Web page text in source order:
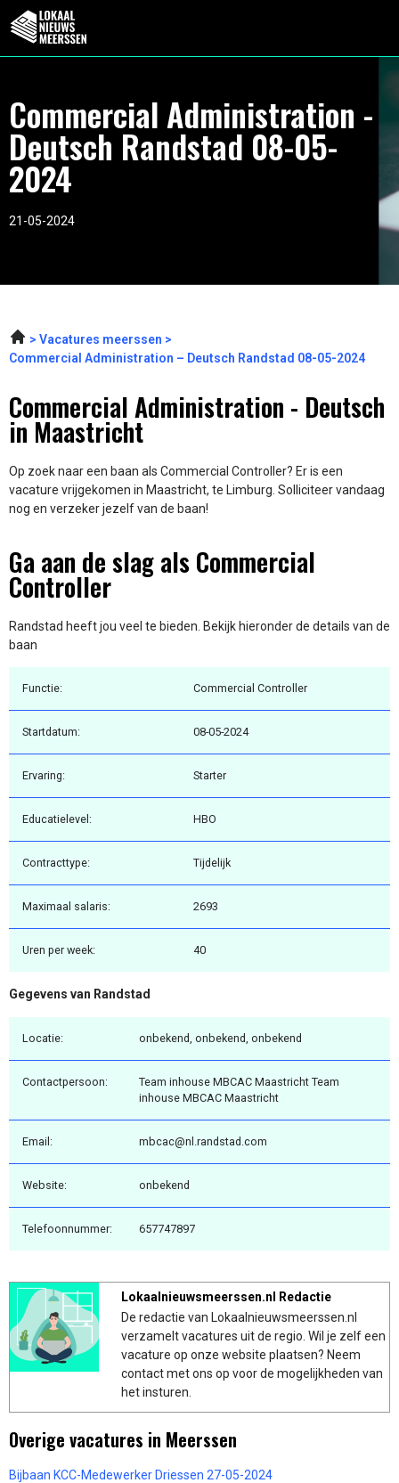
Commercial Administration -
Deutsch Randstad 08-05-
2024
21-05-2024
Vacatures meerssen
Commercial Administration – Deutsch Randstad 08-05-2024
Commercial Administration - Deutsch
in Maastricht
Op zoek naar een baan als Commercial Controller? Er is een
vacature vrijgekomen in Maastricht, te Limburg. Solliciteer vandaag
nog en verzeker jezelf van de baan!
Ga aan de slag als Commercial
Controller
Randstad heeft jou veel te bieden. Bekijk hieronder de details van de
baan
Functie: Commercial Controller
Startdatum: 08-05-2024
Ervaring: Starter
Educatielevel: HBO
Contracttype: Tijdelijk
Maximaal salaris: 2693
Uren per week: 40
Gegevens van Randstad
Locatie: onbekend, onbekend, onbekend
Contactpersoon:
Team inhouse MBCAC Maastricht Team
inhouse MBCAC Maastricht
Email: mbcac@nl.randstad.com
Website: onbekend
Telefoonnummer: 657747897
Lokaalnieuwsmeerssen.nl Redactie
De redactie van Lokaalnieuwsmeerssen.nl
verzamelt vacatures uit de regio. Wil je zelf een
vacature op onze website plaatsen? Neem
contact met ons op voor de mogelijkheden van
het insturen.
Overige vacatures in Meerssen
Bijbaan KCC-Medewerker Driessen 27-05-2024